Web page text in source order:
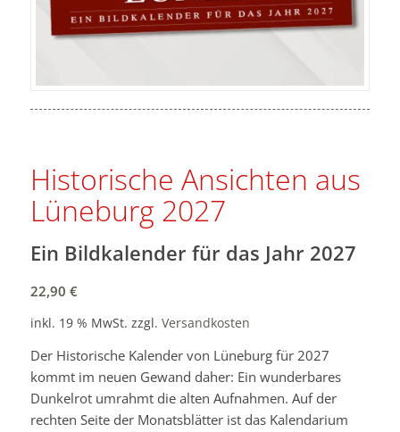
Historische Ansichten aus
Lüneburg 2027
Ein Bildkalender für das Jahr 2027
22,90 €
inkl. 19 % MwSt. zzgl. Versandkosten
Der Historische Kalender von Lüneburg für 2027
kommt im neuen Gewand daher: Ein wunderbares
Dunkelrot umrahmt die alten Aufnahmen. Auf der
rechten Seite der Monatsblätter ist das Kalendarium